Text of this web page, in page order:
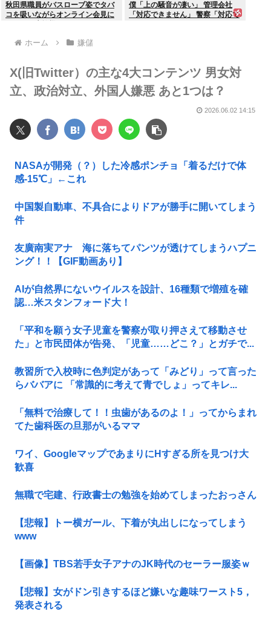
秋田県職員がバスローブ姿でタバ
コを吸いながらオンライン会見に
僕「上の騒音が凄い」 管理会社
「対応できません」 警察「対応で
ホーム 嫌儲
X(旧Twitter）の主な4大コンテンツ 男女対
立、政治対立、外国人嫌悪 あと1つは？
2026.06.02 14:15
NASAが開発（？）した冷感ポンチョ「着るだけで体
感-15℃」←これ
中国製自動車、不具合によりドアが勝手に開いてしまう
件
友廣南実アナ 海に落ちてパンツが透けてしまうハプニ
ング！！【GIF動画あり】
AIが自然界にないウイルスを設計、16種類で増殖を確
認…米スタンフォード大！
「平和を願う女子児童を警察が取り押さえて移動させ
た」と市民団体が告発、「児童……どこ？」とガチで...
教習所で入校時に色判定があって「みどり」って言った
らババアに 「常識的に考えて青でしょ」ってキレ...
「無料で治療して！！虫歯があるのよ！」ってからまれ
てた歯科医の旦那がいるママ
ワイ、GoogleマップであまりにΗすぎる所を見つけ大
歓喜
無職で宅建、行政書士の勉強を始めてしまったおっさん
【悲報】トー横ガール、下着が丸出しになってしまう
www
【画像】TBS若手女子アナのJK時代のセーラー服姿ｗ
【悲報】女がドン引きするほど嫌いな趣味ワースト5，
発表される